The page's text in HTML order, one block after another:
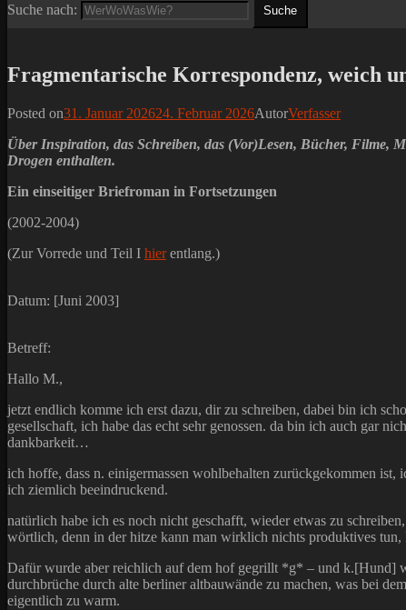
Suche nach:
Fragmentarische Korrespondenz, weich
Posted on31. Januar 202624. Februar 2026AutorVerfasser
Über Inspiration, das Schreiben, das (Vor)Lesen, Bücher, Filme,
Drogen enthalten.
Ein einseitiger Briefroman in Fortsetzungen
(2002-2004)
(Zur Vorrede und Teil I hierentlang.)
Datum: [Juni 2003]
Betreff:
Hallo M.,
jetzt endlich komme ich erst dazu, dir zu schreiben, dabei bin ich
gesellschaft, ich habe das echt sehr genossen. da bin ich auch gar
dankbarkeit…
ich hoffe, dass n. einigermassen wohlbehalten zurückgekommen ist,
ich ziemlich beeindruckend.
natürlich habe ich es noch nicht geschafft, wieder etwas zu
wörtlich, denn in der hitze kann man wirklich nichts produktives tun,
Dafür wurde aber reichlich auf dem hof gegrillt *g* – und k.[Hund]
durchbrüche durch alte berliner altbauwände zu machen, was bei
eigentlich zu warm.